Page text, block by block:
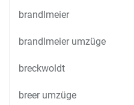
brandlmeier
brandlmeier umzüge
breckwoldt
breer umzüge